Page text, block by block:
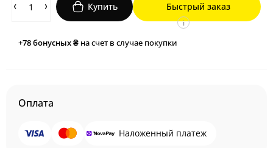
Купить Быстрый заказ
+78бонусных ₴ на счет в случае покупки
i
Оплата
Наложенный платеж